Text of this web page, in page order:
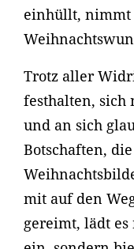
einhüllt,
Trotz aller
festhalten, sich
und an sich
Botschaften,
mit auf den
gereimt, lädt